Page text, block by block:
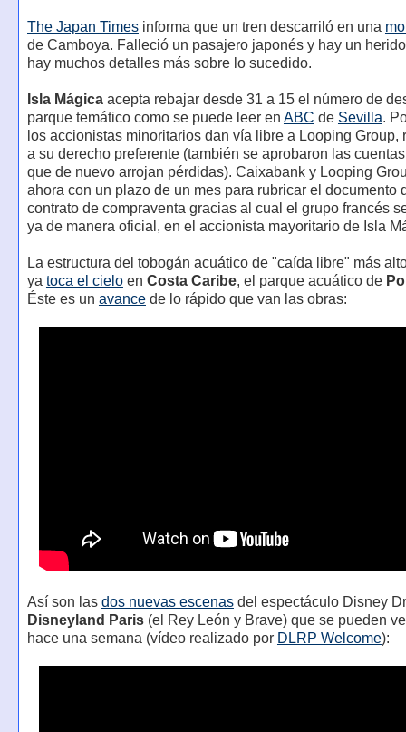
The Japan Timesinforma que un tren descarriló en una
de Camboya. Falleció un pasajero japonés y hay un
hay muchos detalles más sobre lo sucedido.
Isla Mágicaacepta rebajar desde 31 a 15 el número de
parque temático como se puede leer en ABC de Sevilla.
los accionistas minoritarios dan vía libre a Looping Group,
a su derecho preferente (también se aprobaron las
que de nuevo arrojan pérdidas). Caixabank y Looping
ahora con un plazo de un mes para rubricar el documento
contrato de compraventa gracias al cual el grupo francés
ya de manera oficial, en el accionista mayoritario de Isla
La estructura del tobogán acuático de "caída libre" más
ya toca el cieloen Costa Caribe, el parque acuático de
Éste es un avancede lo rápido que van las obras:
Así son las dos nuevas escenasdel espectáculo Disney
Disneyland Paris(el Rey León y Brave) que se pueden
hace una semana (vídeo realizado por DLRP Welcome):